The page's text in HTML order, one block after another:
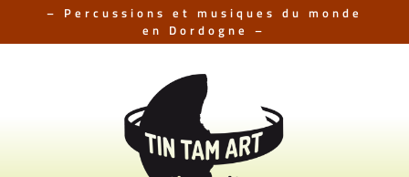
– Percussions et musiques du monde
en Dordogne –